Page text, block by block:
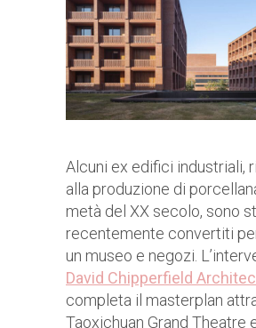
Alcuni ex edifici industriali,
alla produzione di
metà del XX secolo, sono
recentemente convertiti
un museo e negozi.
David Chipperfield
completa il masterplan
Taoxichuan Grand Theatre